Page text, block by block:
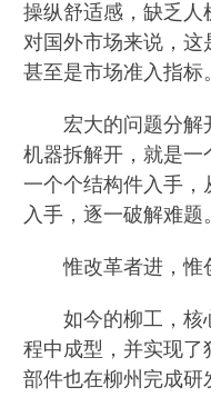
操纵舒适感，缺乏人
对国外市场来说，这
甚至是市场准入指标
宏大的问题分解
机器拆解开，就是一
一个个结构件入手，
入手，逐一破解难题
惟改革者进，惟创
如今的柳工，核
程中成型，并实现了
部件也在柳州完成研